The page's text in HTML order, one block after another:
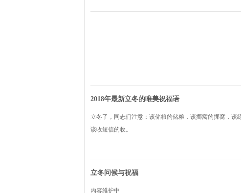
2018年最新立冬的唯美祝福语
立冬了，同志们注意：该储粮的储粮，该挪窝的挪窝，该
该收短信的收。
立冬问候与祝福
内容维护中